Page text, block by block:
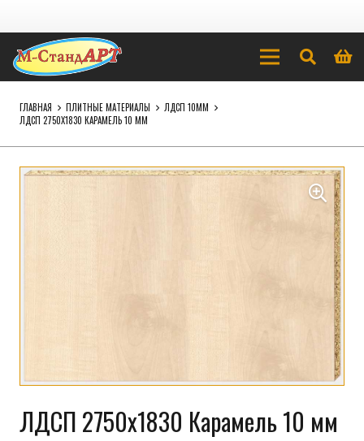
ГЛАВНАЯ ПЛИТНЫЕ МАТЕРИАЛЫ
ЛДСП 10ММ
ЛДСП 2750Х1830 КАРАМЕЛЬ 10 ММ
ЛДСП 2750х1830 Карамель 10 мм